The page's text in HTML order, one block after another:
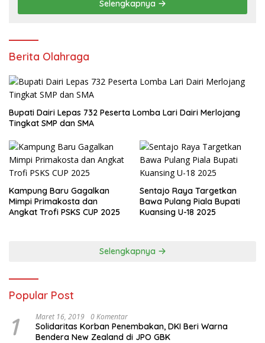
Selengkapnya
Berita Olahraga
Bupati Dairi Lepas 732 Peserta Lomba Lari Dairi Merlojang
Tingkat SMP dan SMA
Kampung Baru Gagalkan
Mimpi Primakosta dan
Angkat Trofi PSKS CUP 2025
Sentajo Raya Targetkan
Bawa Pulang Piala Bupati
Kuansing U-18 2025
Selengkapnya
Popular Post
1 Maret 16, 2019 0 Komentar
Solidaritas Korban Penembakan, DKI Beri Warna
Bendera New Zealand di JPO GBK